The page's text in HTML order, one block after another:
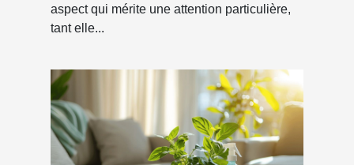
aspect qui mérite une attention particulière,
tant elle...